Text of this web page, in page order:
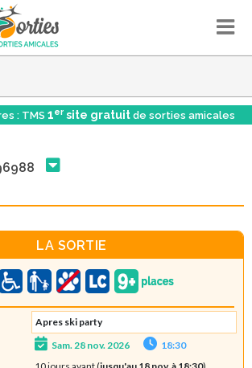
: TMS 1er site gratuit de sorties amicales
LA SORTIE
Apres ski party
Sam. 28 nov. 2026
18:30